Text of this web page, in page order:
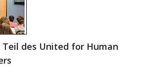
des United for Human